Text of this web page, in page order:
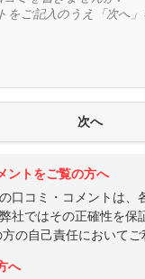
ントをご覧の方へ
口コミ・コメントは、
社ではその正確性を保
の自己責任においてご
へ